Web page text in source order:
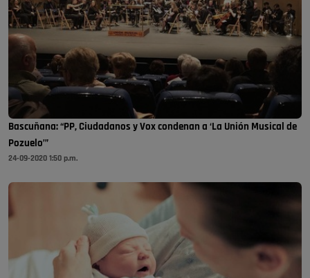
Bascuñana: “PP, Ciudadanos y Vox condenan a ‘La Unión Musical de
Pozuelo’”
24-09-2020 1:50 p.m.